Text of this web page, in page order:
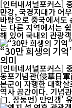
[인터내셔널포커스]
만강, 국경지대가 어
바탕으로 중국에서도
는 다른 지역에서는
“30만 희생의 기
의미
[인터네셔널포커스]
동포기념관(侵華日
본군이 자행한 대학
역사 공간이다. 기념
门, 장둥먼) 만인갱’